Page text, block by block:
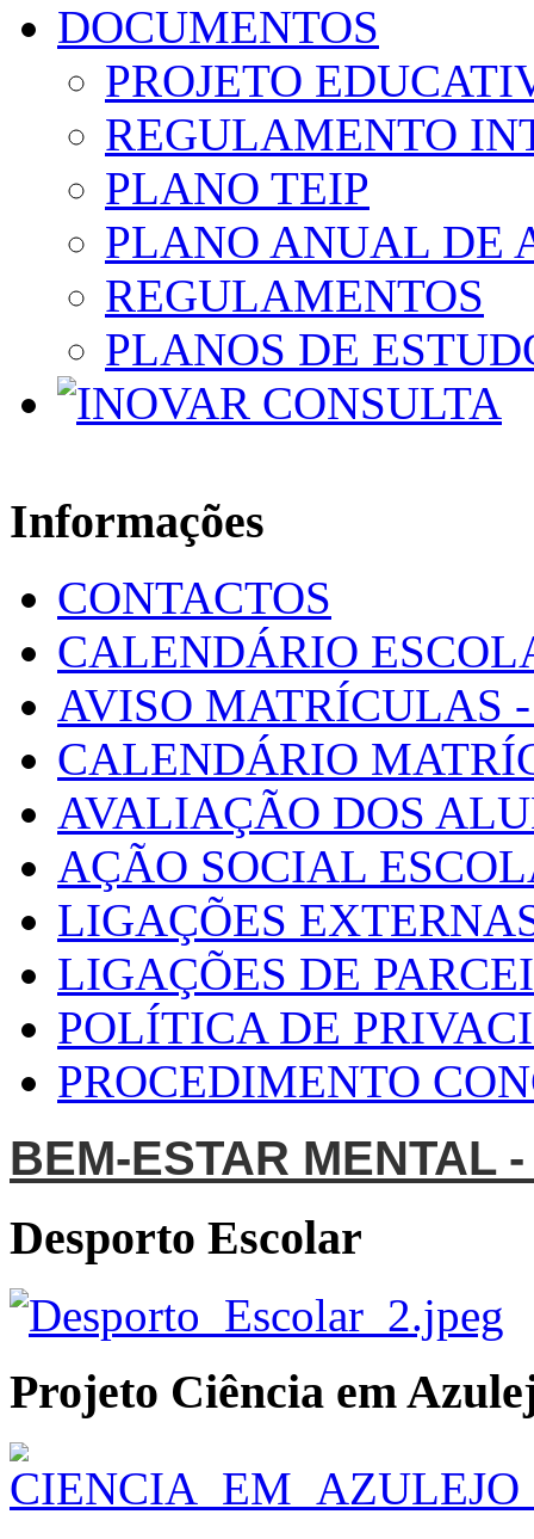
DOCUMENTOS
PROJETO
REGULAMENTO
PLANO TEIP
PLANO ANUAL DE
REGULAMENTOS
PLANOS DE
Informações
CONTACTOS
CALENDÁRIO
AVISO MATRÍCULAS
CALENDÁRIO
AVALIAÇÃO DOS
AÇÃO SOCIAL
LIGAÇÕES
LIGAÇÕES DE
POLÍTICA DE
PROCEDIMENTO
BEM-ESTAR MENTAL
Desporto Escolar
Projeto Ciência em